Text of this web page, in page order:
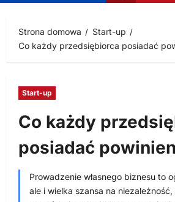
Strona domowa
Start-up
Co każdy przedsiębiorca posiadać
Start-up
Co każdy
posiadać powinien
Prowadzenie własnego biznesu to
ale i wielka szansa na